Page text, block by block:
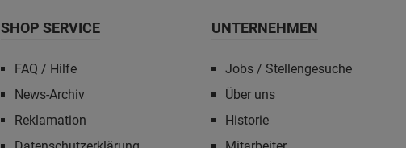
SHOP SERVICE
FAQ / Hilfe
News-Archiv
Reklamation
UNTERNEHMEN
Jobs / Stellengesuche
Über uns
Historie